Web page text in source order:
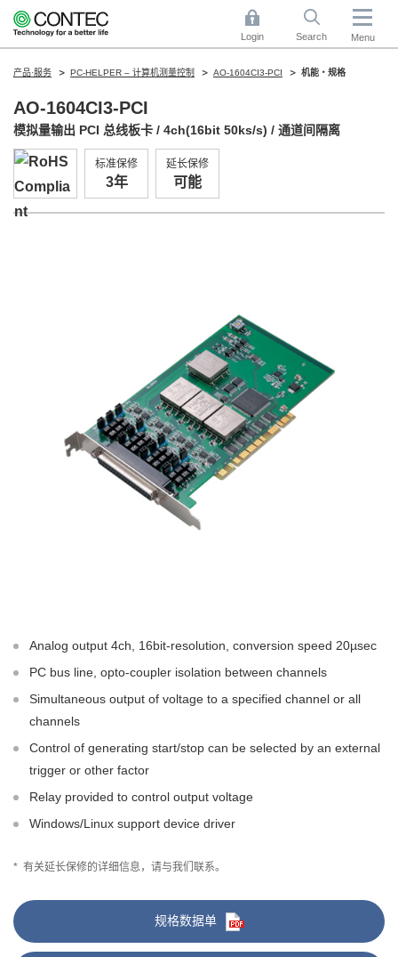
Login Search Menu
产品·服务 PC-HELPER – 计算机测量控制 AO-1604CI3-PCI 机能・规格
AO-1604CI3-PCI
模拟量输出 PCI 总线板卡 / 4ch(16bit 50ks/s) / 通道间隔离
标准保修
3年
延长保修
可能
Analog output 4ch, 16bit-resolution, conversion speed 20µsec
PC bus line, opto-coupler isolation between channels
Simultaneous output of voltage to a specified channel or all
channels
Control of generating start/stop can be selected by an external
trigger or other factor
Relay provided to control output voltage
Windows/Linux support device driver
* 有关延长保修的详细信息，请与我们联系。
规格数据单